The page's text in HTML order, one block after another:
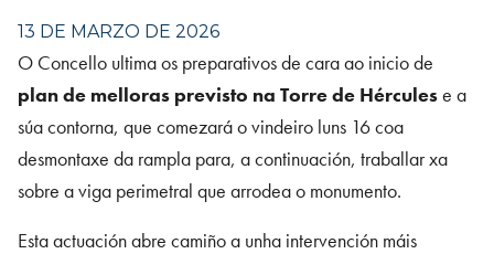
13 DE MARZO DE 2026
O Concello ultima os preparativos de cara ao inicio de
plan de melloras previsto na Torre de Hérculese a
súa contorna, que comezará o vindeiro luns 16 coa
desmontaxe da rampla para, a continuación, traballar xa
sobre a viga perimetral que arrodea o monumento.
Esta actuación abre camiño a unha intervención máis